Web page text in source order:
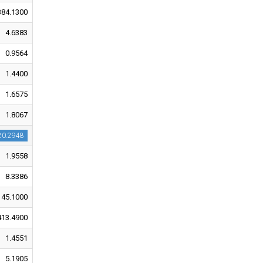
4.6383
0.9564
1.4400
1.6575
1.8067
1.9558
8.3386
1.4551
5.1905